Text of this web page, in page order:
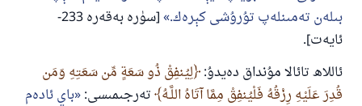
بىلەن تەمىنلەپ تۇرۇشى كېرەك.
[سۈرە بەقەرە 233-
ئايەت].
ئاللاھ تائالا مۇنداق دەيدۇ: لِيُنفِقْ ذُو سَعَةٍ مِّن سَعَتِهِ وَمَن
قُدِرَ عَلَيْهِ رِزْقُهُ فَلْيُنفِقْ مِمَّا آتَاهُ اللَّـهُ تەرجىمىسى: باي ئادەم